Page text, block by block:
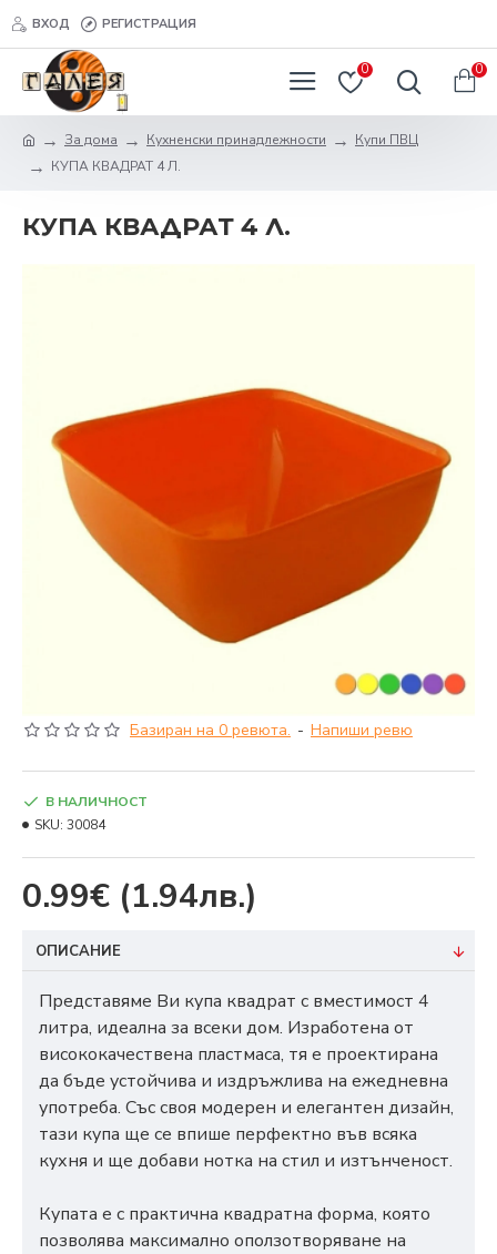
ВХОД РЕГИСТРАЦИЯ
0 0
За дома Кухненски принадлежности
Купи ПВЦ
КУПА КВАДРАТ 4 Л.
КУПА КВАДРАТ 4 Л.
Базиран на 0 ревюта. - Напиши ревю
0.99€ (1.94лв.)
В НАЛИЧНОСТ
SKU: 30084
ОПИСАНИЕ
Представяме Ви купа квадрат с вместимост 4
литра, идеална за всеки дом. Изработена от
висококачествена пластмаса, тя е проектирана
да бъде устойчива и издръжлива на ежедневна
употреба. Със своя модерен и елегантен дизайн,
тази купа ще се впише перфектно във всяка
кухня и ще добави нотка на стил и изтънченост.
Купата е с практична квадратна форма, която
позволява максимално оползотворяване на